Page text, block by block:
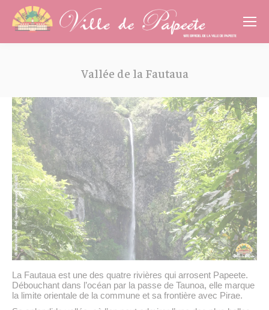
Vallée de la Fautaua
La Fautaua est une des quatre rivières qui arrosent Papeete.
Débouchant dans l’océan par la passe de Taunoa, elle marque
la limite orientale de la commune et sa frontière avec Pirae.
Cookies management panel